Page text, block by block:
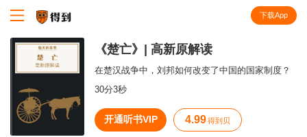
下载App
《楚亡》| 高新原解读
在楚汉战争中，刘邦如何改变了中国的国家制度？
30分3秒
开通听书VIP 4.99 得到贝